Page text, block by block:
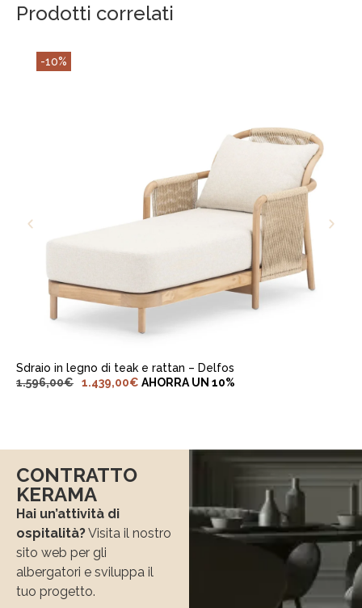
Prodotti correlati
-10%
AGGIUNGI AL CARRELLO
Sdraio in legno di teak e rattan – Delfos
1.596,00€ 1.439,00€ AHORRA UN 10%
CONTRATTO
KERAMA
Hai un’attività di
ospitalità?Visita il nostro
sito web per gli
albergatori e sviluppa il
tuo progetto.